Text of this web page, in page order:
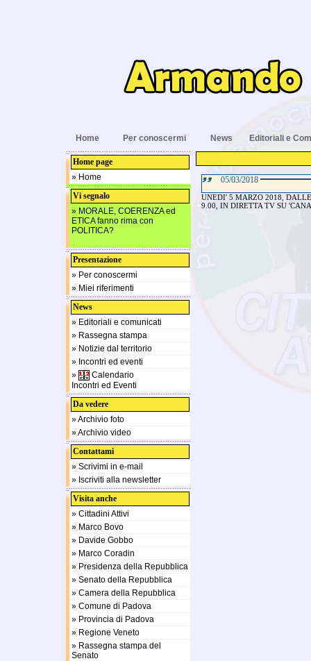
Home Per conoscermi News Editoriali e
Home page
» Home
Vi segnalo
» MORALE, COERENZA ed
ETICA fanno rima con
POLITICA?
Presentazione
» Per conoscermi
» Miei riferimenti
News
» Editoriali e comunicati
» Rassegna stampa
» Notizie dal territorio
» Incontri ed eventi
»
Calendario
Incontri ed Eventi
Da vedere
» Archivio foto
» Archivio video
Contattami
» Scrivimi in e-mail
» Iscriviti alla newsletter
Visita anche
» Cittadini Attivi
» Marco Bovo
» Davide Gobbo
» Marco Coradin
» Presidenza della Repubblica
» Senato della Repubblica
» Camera della Repubblica
» Comune di Padova
» Provincia di Padova
» Regione Veneto
» Rassegna stampa del
Senato
05/03/2018
UNEDI' 5 MARZO 2018,
9.00, IN DIRETTA TV SU